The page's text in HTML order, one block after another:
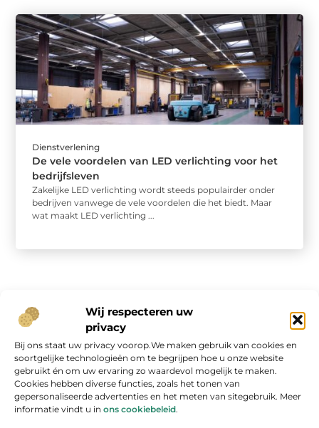
Wij respecteren uw
privacy
Bij ons staat uw privacy voorop.We maken gebruik van cookies en
soortgelijke technologieën om te begrijpen hoe u onze website
gebruikt én om uw ervaring zo waardevol mogelijk te maken.
Cookies hebben diverse functies, zoals het tonen van
gepersonaliseerde advertenties en het meten van sitegebruik. Meer
informatie vindt u in ons cookiebeleid.
Dienstverlening
De vele voordelen van LED verlichting voor het
bedrijfsleven
Zakelijke LED verlichting wordt steeds populairder onder
bedrijven vanwege de vele voordelen die het biedt. Maar
wat maakt LED verlichting ...
Onze informatie